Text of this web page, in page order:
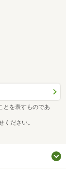
とを表すものであ
ださい。